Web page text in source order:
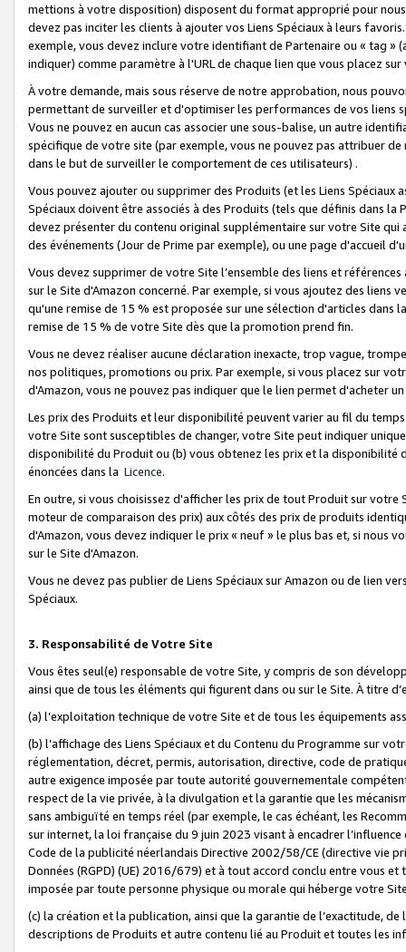
mettions à votre disposition) disposent du format approprié pour
devez pas inciter les clients à ajouter vos Liens Spéciaux à leurs
exemple, vous devez inclure votre identifiant de Partenaire ou « tag
indiquer) comme paramètre à l'URL de chaque lien que vous placez
À votre demande, mais sous réserve de notre approbation, nous
permettant de surveiller et d'optimiser les performances de vos liens
Vous ne pouvez en aucun cas associer une sous-balise, un autre
spécifique de votre site (par exemple, vous ne pouvez pas attribuer
dans le but de surveiller le comportement de ces utilisateurs) .
Vous pouvez ajouter ou supprimer des Produits (et les Liens
Spéciaux doivent être associés à des Produits (tels que définis dans
devez présenter du contenu original supplémentaire sur votre Site qui
des événements (Jour de Prime par exemple), ou une page d'accueil
Vous devez supprimer de votre Site l’ensemble des liens et
sur le Site d'Amazon concerné. Par exemple, si vous ajoutez des
qu'une remise de 15 % est proposée sur une sélection d'articles
remise de 15 % de votre Site dès que la promotion prend fin.
Vous ne devez réaliser aucune déclaration inexacte, trop vague,
nos politiques, promotions ou prix. Par exemple, si vous placez sur
d'Amazon, vous ne pouvez pas indiquer que le lien permet d'acheter
Les prix des Produits et leur disponibilité peuvent varier au fil du
votre Site sont susceptibles de changer, votre Site peut indiquer
disponibilité du Produit ou (b) vous obtenez les prix et la disponibilité
énoncées dans la Licence.
En outre, si vous choisissez d'afficher les prix de tout Produit sur
moteur de comparaison des prix) aux côtés des prix de produits
d'Amazon, vous devez indiquer le prix « neuf » le plus bas et, si nous
sur le Site d'Amazon.
Vous ne devez pas publier de Liens Spéciaux sur Amazon ou de lien
Spéciaux.
3. Responsabilité de Votre Site
Vous êtes seul(e) responsable de votre Site, y compris de son
ainsi que de tous les éléments qui figurent dans ou sur le Site. À titre
(a) l’exploitation technique de votre Site et de tous les équipements
(b) l’affichage des Liens Spéciaux et du Contenu du Programme sur
réglementation, décret, permis, autorisation, directive, code de
autre exigence imposée par toute autorité gouvernementale
respect de la vie privée, à la divulgation et la garantie que les
sans ambiguïté en temps réel (par exemple, le cas échéant, les
sur internet, la loi française du 9 juin 2023 visant à encadrer
Code de la publicité néerlandais Directive 2002/58/CE (directive vie
Données (RGPD) (UE) 2016/679) et à tout accord conclu entre vous
imposée par toute personne physique ou morale qui héberge votre
(c) la création et la publication, ainsi que la garantie de l’exactitude,
descriptions de Produits et autre contenu lié au Produit et toutes les